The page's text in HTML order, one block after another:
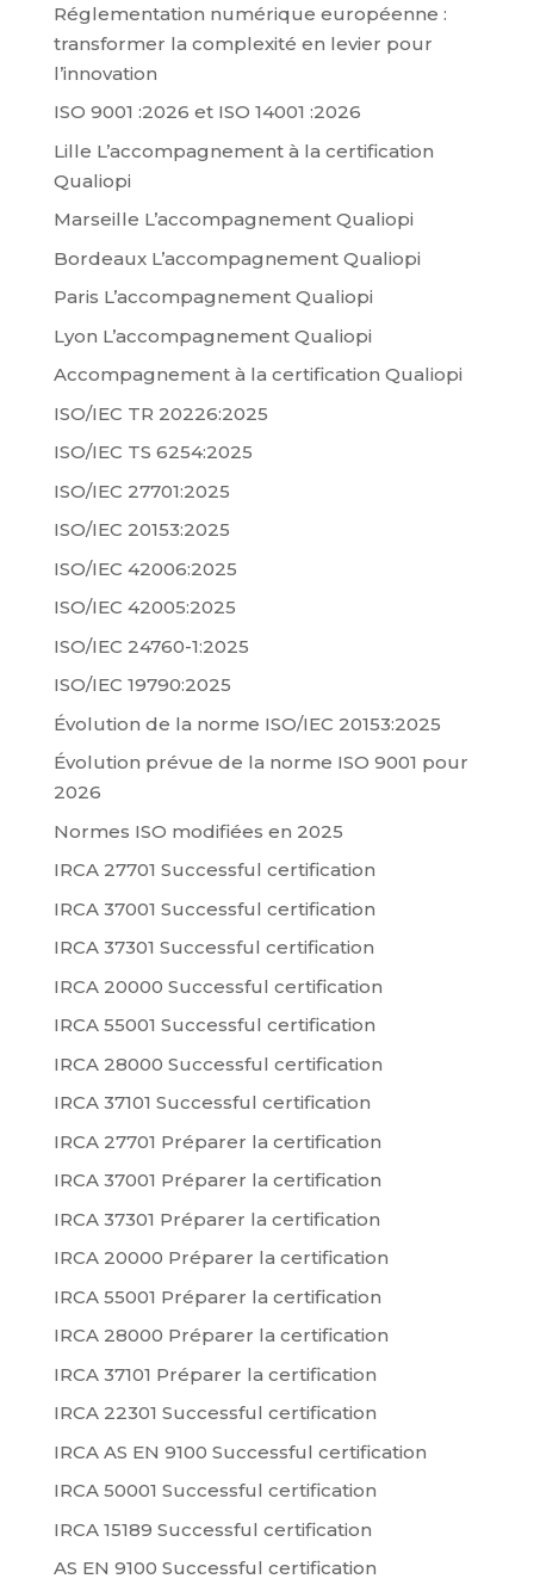
Réglementation numérique européenne :
transformer la complexité en levier pour
l’innovation
ISO 9001 :2026 et ISO 14001 :2026
Lille L’accompagnement à la certification
Qualiopi
Marseille L’accompagnement Qualiopi
Bordeaux L’accompagnement Qualiopi
Paris L’accompagnement Qualiopi
Lyon L’accompagnement Qualiopi
Accompagnement à la certification Qualiopi
ISO/IEC TR 20226:2025
ISO/IEC TS 6254:2025
ISO/IEC 27701:2025
ISO/IEC 20153:2025
ISO/IEC 42006:2025
ISO/IEC 42005:2025
ISO/IEC 24760-1:2025
ISO/IEC 19790:2025
Évolution de la norme ISO/IEC 20153:2025
Évolution prévue de la norme ISO 9001 pour
2026
Normes ISO modifiées en 2025
IRCA 27701 Successful certification
IRCA 37001 Successful certification
IRCA 37301 Successful certification
IRCA 20000 Successful certification
IRCA 55001 Successful certification
IRCA 28000 Successful certification
IRCA 37101 Successful certification
IRCA 27701 Préparer la certification
IRCA 37001 Préparer la certification
IRCA 37301 Préparer la certification
IRCA 20000 Préparer la certification
IRCA 55001 Préparer la certification
IRCA 28000 Préparer la certification
IRCA 37101 Préparer la certification
IRCA 22301 Successful certification
IRCA AS EN 9100 Successful certification
IRCA 50001 Successful certification
IRCA 15189 Successful certification
AS EN 9100 Successful certification